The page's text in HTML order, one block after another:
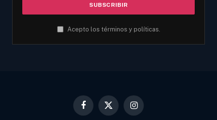
Acepto los términos y políticas.
Facebook
X
Instagram